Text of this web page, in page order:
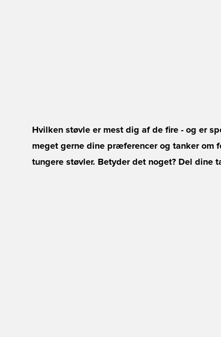
Hvilken støvle er mest dig af de fire - og er
meget gerne dine præferencer og tanker
tungere støvler. Betyder det noget? Del dine